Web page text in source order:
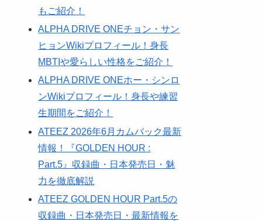
もご紹介！
ALPHA DRIVE ONEチョン・サン
ヒョンWikiプロフィール！身長
MBTIや愛らしい性格をご紹介！
ALPHA DRIVE ONEホー・シンロ
ンWikiプロフィール！身長や練習
生期間をご紹介！
ATEEZ 2026年6月カムバック最新
情報！『GOLDEN HOUR :
Part.5』収録曲・日本発売日・魅
力を徹底解説
ATEEZ GOLDEN HOUR Part.5の
収録曲・日本発売日・最新情報を